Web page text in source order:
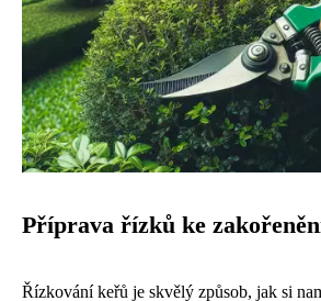
Příprava řízků ke
Řízkování keřů je skvělý způsob, jak si